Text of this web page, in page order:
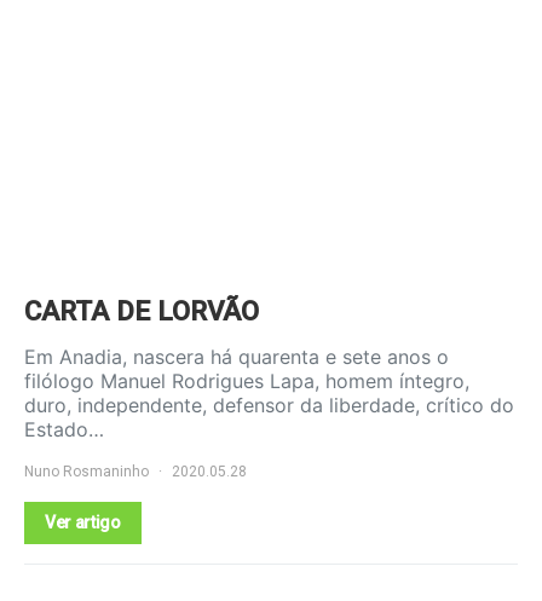
CARTA DE LORVÃO
Em Anadia, nascera há quarenta e sete anos o
filólogo Manuel Rodrigues Lapa, homem íntegro,
duro, independente, defensor da liberdade, crítico do
Estado…
Nuno Rosmaninho 2020.05.28
Ver artigo